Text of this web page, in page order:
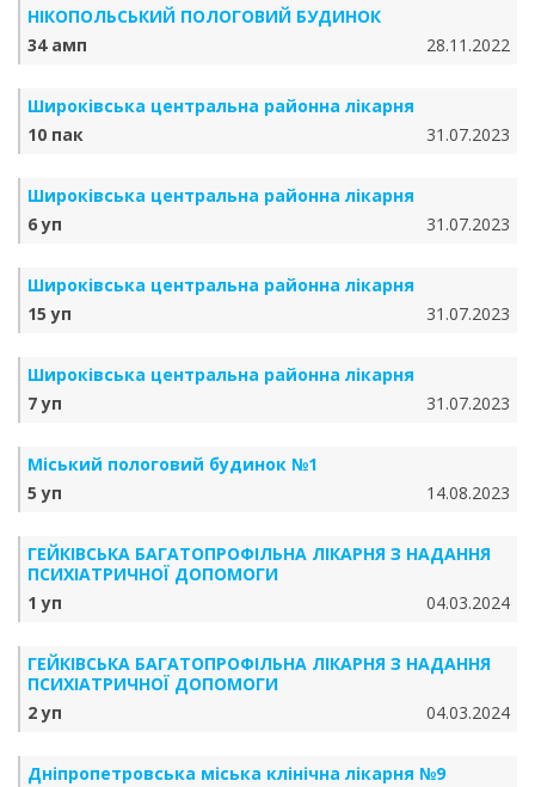
НІКОПОЛЬСЬКИЙ ПОЛОГОВИЙ БУДИНОК
34 амп
28.11.2022
Широківська центральна районна лікарня
10 пак
31.07.2023
Широківська центральна районна лікарня
6 уп
31.07.2023
Широківська центральна районна лікарня
15 уп
31.07.2023
Широківська центральна районна лікарня
7 уп
31.07.2023
Міський пологовий будинок №1
5 уп
14.08.2023
ГЕЙКІВСЬКА БАГАТОПРОФІЛЬНА ЛІКАРНЯ З НАДАННЯ
ПСИХІАТРИЧНОЇ ДОПОМОГИ
1 уп
04.03.2024
ГЕЙКІВСЬКА БАГАТОПРОФІЛЬНА ЛІКАРНЯ З НАДАННЯ
ПСИХІАТРИЧНОЇ ДОПОМОГИ
2 уп
04.03.2024
Дніпропетровська міська клінічна лікарня №9